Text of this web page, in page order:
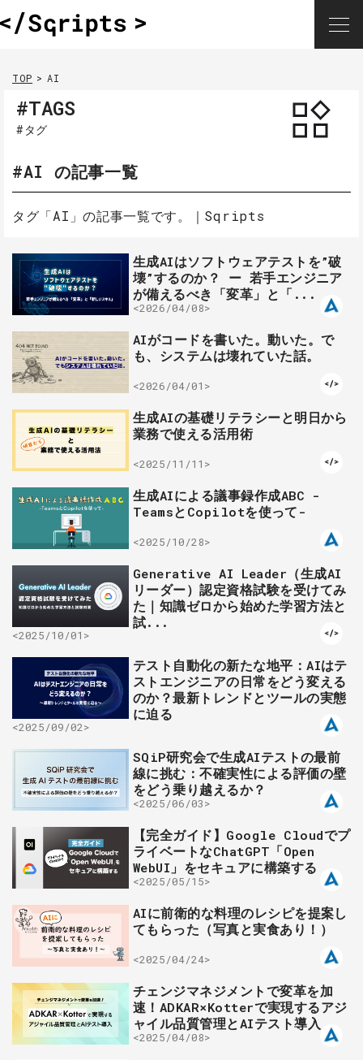
TOP AI
#TAGS
#タグ
#AI の記事一覧
タグ「AI」の記事一覧です。｜Sqripts
生成AIはソフトウェアテストを”破
壊”するのか？ ー 若手エンジニア
が備えるべき「変革」と「...
<2026/04/08>
AIがコードを書いた。動いた。で
も、システムは壊れていた話。
<2026/04/01>
生成AIの基礎リテラシーと明日から
業務で使える活用術
<2025/11/11>
生成AIによる議事録作成ABC -
TeamsとCopilotを使って-
<2025/10/28>
Generative AI Leader（生成AI
リーダー）認定資格試験を受けてみ
た｜知識ゼロから始めた学習方法と
試...
<2025/10/01>
テスト自動化の新たな地平：AIはテ
ストエンジニアの日常をどう変える
のか？最新トレンドとツールの実態
に迫る
<2025/09/02>
SQiP研究会で生成AIテストの最前
線に挑む：不確実性による評価の壁
をどう乗り越えるか？
<2025/06/03>
【完全ガイド】Google Cloudでプ
ライベートなChatGPT「Open
WebUI」をセキュアに構築する
<2025/05/15>
AIに前衛的な料理のレシピを提案し
てもらった（写真と実食あり！）
<2025/04/24>
チェンジマネジメントで変革を加
速！ADKAR×Kotterで実現するアジ
ャイル品質管理とAIテスト導入
<2025/04/08>